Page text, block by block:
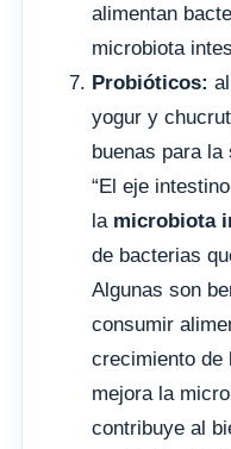
alimentan
microbiota
Probióticos:
yogur y
buenas para
“El eje
la microbiota
de bacterias
Algunas son
consumir
crecimiento de
mejora la
contribuye al